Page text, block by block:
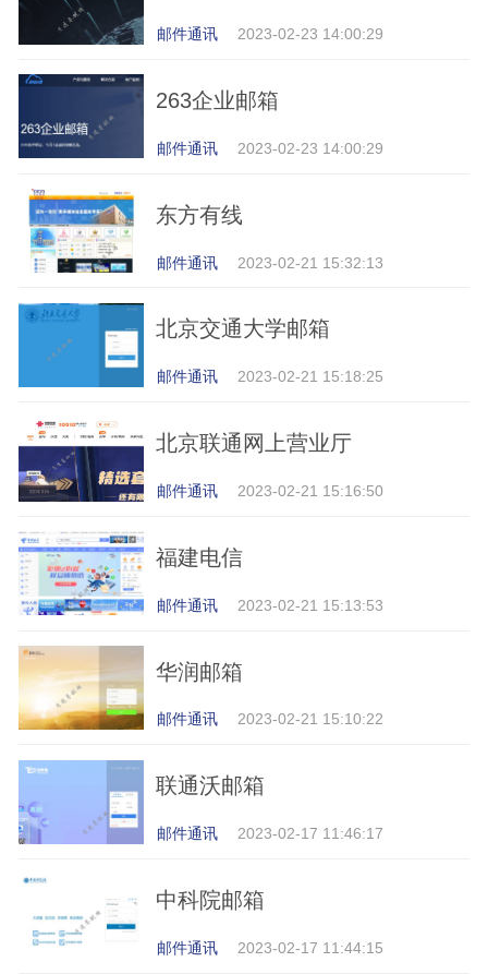
邮件通讯 2023-02-23 14:00:29
263企业邮箱
邮件通讯 2023-02-23 14:00:29
东方有线
邮件通讯 2023-02-21 15:32:13
北京交通大学邮箱
邮件通讯 2023-02-21 15:18:25
北京联通网上营业厅
邮件通讯 2023-02-21 15:16:50
福建电信
邮件通讯 2023-02-21 15:13:53
华润邮箱
邮件通讯 2023-02-21 15:10:22
联通沃邮箱
邮件通讯 2023-02-17 11:46:17
中科院邮箱
邮件通讯 2023-02-17 11:44:15